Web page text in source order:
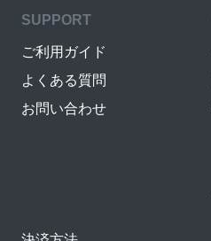
SUPPORT
ご利用ガイド
よくある質問
お問い合わせ